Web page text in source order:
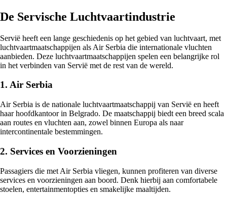
De Servische Luchtvaartindustrie
Servië heeft een lange geschiedenis op het gebied van luchtvaart, met
luchtvaartmaatschappijen als Air Serbia die internationale vluchten
aanbieden. Deze luchtvaartmaatschappijen spelen een belangrijke rol
in het verbinden van Servië met de rest van de wereld.
1. Air Serbia
Air Serbia is de nationale luchtvaartmaatschappij van Servië en heeft
haar hoofdkantoor in Belgrado. De maatschappij biedt een breed scala
aan routes en vluchten aan, zowel binnen Europa als naar
intercontinentale bestemmingen.
2. Services en Voorzieningen
Passagiers die met Air Serbia vliegen, kunnen profiteren van diverse
services en voorzieningen aan boord. Denk hierbij aan comfortabele
stoelen, entertainmentopties en smakelijke maaltijden.